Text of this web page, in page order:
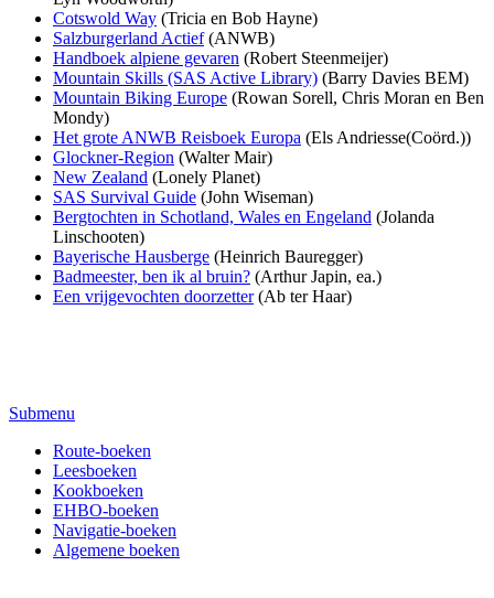
Cotswold Way (Tricia en Bob Hayne)
Salzburgerland Actief(ANWB)
Handboek alpiene gevaren (Robert Steenmeijer)
Mountain Skills (SAS Active Library) (Barry Davies BEM)
Mountain Biking Europe (Rowan Sorell, Chris Moran en Ben
Mondy)
Het grote ANWB Reisboek Europa (Els Andriesse(Coörd.))
Glockner-Region (Walter Mair)
New Zealand (Lonely Planet)
SAS Survival Guide (John Wiseman)
Bergtochten in Schotland, Wales en Engeland (Jolanda
Linschooten)
Bayerische Hausberge (Heinrich Bauregger)
Badmeester, ben ik al bruin? (Arthur Japin, ea.)
Een vrijgevochten doorzetter(Ab ter Haar)
Submenu
Route-boeken
Leesboeken
Kookboeken
EHBO-boeken
Navigatie-boeken
Algemene boeken